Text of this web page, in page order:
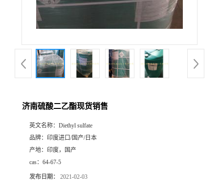
济南硫酸二乙酯现货销售
英文名称： Diethyl sulfate
品牌： 印度进口/国产/日本
产地： 印度，国产
cas： 64-67-5
发布日期： 2021-02-03